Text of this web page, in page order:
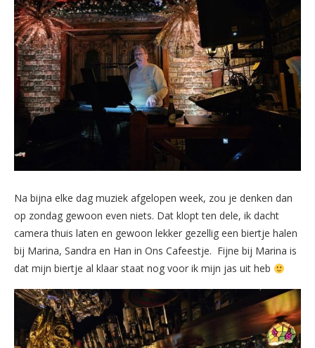
Na bijna elke dag muziek afgelopen week, zou je denken dan
op zondag gewoon even niets. Dat klopt ten dele, ik dacht
camera thuis laten en gewoon lekker gezellig een biertje halen
bij Marina, Sandra en Han in Ons Cafeestje. Fijne bij Marina is
dat mijn biertje al klaar staat nog voor ik mijn jas uit heb